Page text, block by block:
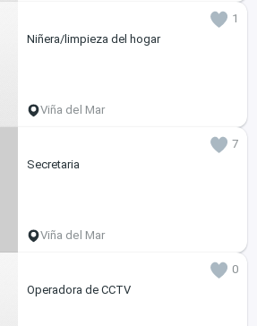
1
Niñera/limpieza del hogar
Viña del Mar
7
Secretaria
Viña del Mar
0
Operadora de CCTV